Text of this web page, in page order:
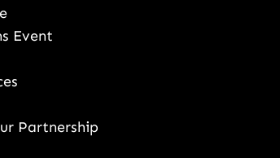
Event
Partnership